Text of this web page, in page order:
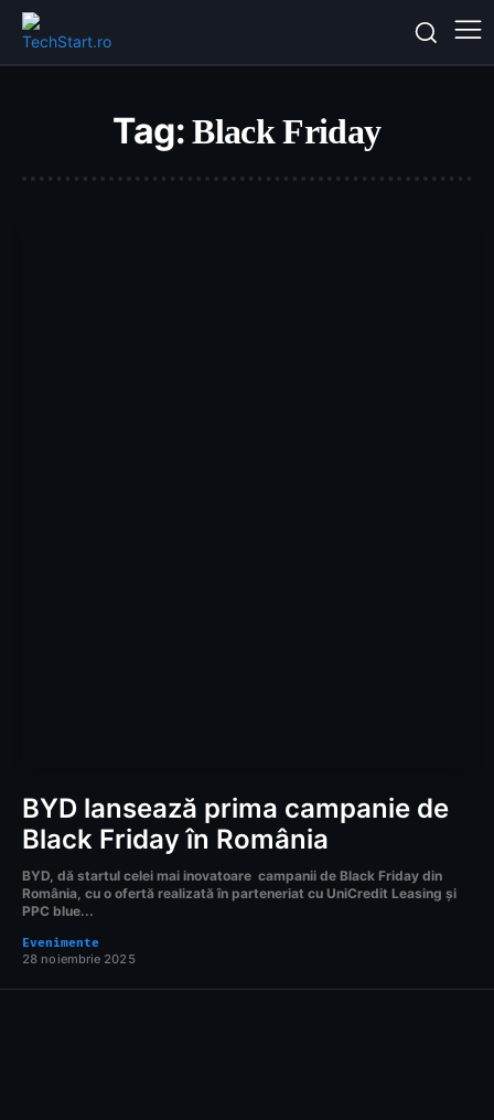
Tag:Black Friday
BYD lansează prima campanie de
Black Friday în România
BYD, dă startul celei mai inovatoare campanii de Black Friday din
România, cu o ofertă realizată în parteneriat cu UniCredit Leasing și
PPC blue...
Evenimente
28 noiembrie 2025